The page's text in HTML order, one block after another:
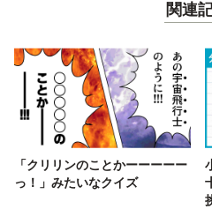
関連
「クリリンのことかーーーーー
っ！」みたいなクイズ